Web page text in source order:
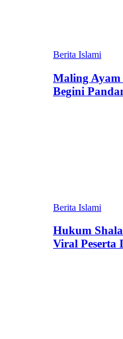
Berita Islami
Maling
Begini
Berita Islami
Hukum
Viral Peserta